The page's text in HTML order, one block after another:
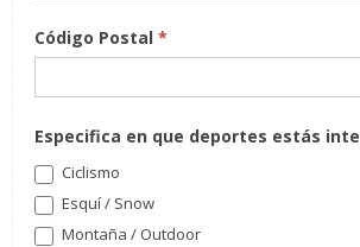
Código Postal*
Especifica en que deportes estás
Ciclismo
Esquí / Snow
Montaña / Outdoor